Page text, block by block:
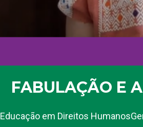
FABULAÇÃO E
Educação em Direitos Humanos